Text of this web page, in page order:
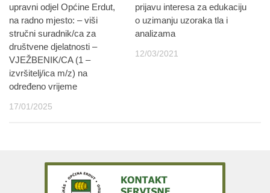
upravni odjel Općine Erdut,
na radno mjesto: – viši
stručni suradnik/ca za
društvene djelatnosti –
VJEŽBENIK/CA (1 –
izvršitelj/ica m/z) na
određeno vrijeme
17/01/2025
prijavu interesa za edukaciju
o uzimanju uzoraka tla i
analizama
12/03/2021